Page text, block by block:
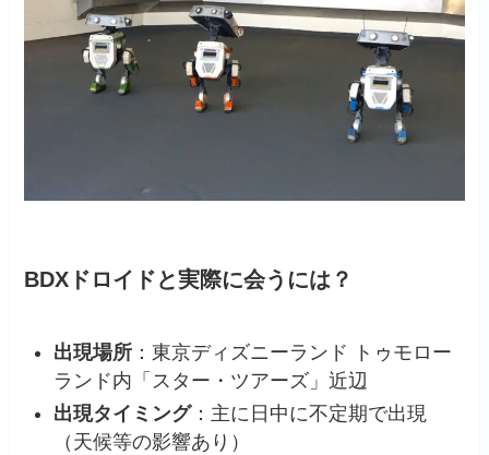
BDXドロイドと実際に会うには？
出現場所 ：東京ディズニーランド トゥモロー
ランド内「スター・ツアーズ」近辺
出現タイミング：主に日中に不定期で出現
（天候等の影響あり）